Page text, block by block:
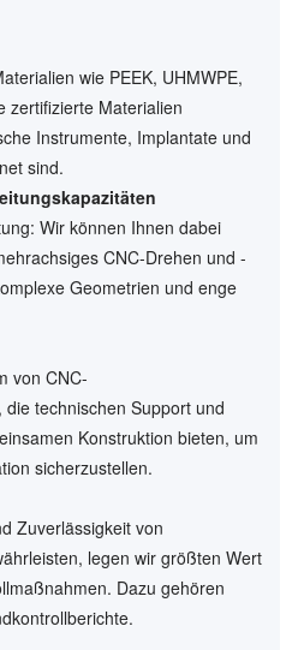
wie PEEK, UHMWPE,
zertifizierte Materialien
Instrumente, Implantate und
sind.
Wir können Ihnen dabei
CNC-Drehen und -
Geometrien und enge
von CNC-
technischen Support und
Konstruktion bieten, um
sicherzustellen.
Zuverlässigkeit von
legen wir größten Wert
Dazu gehören